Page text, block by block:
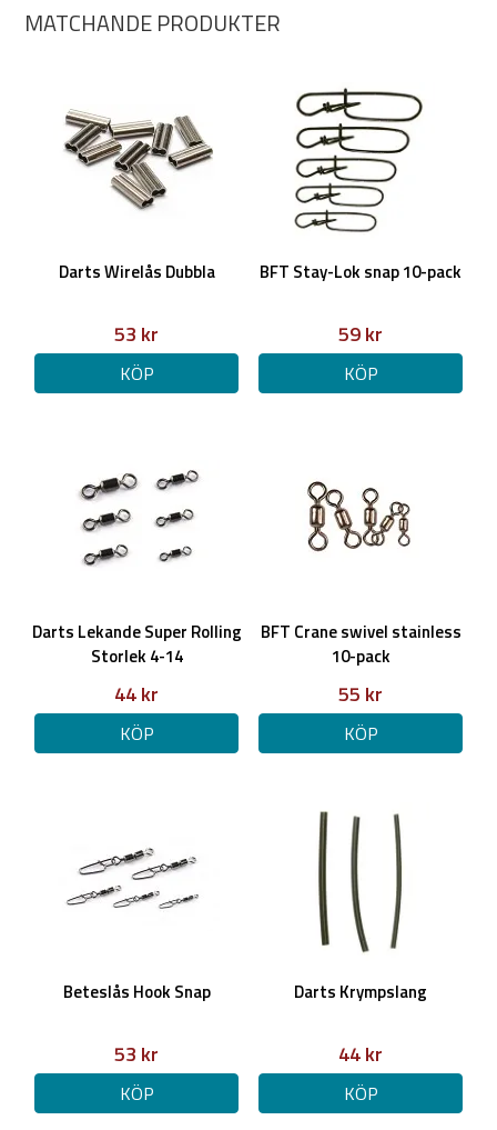
MATCHANDE PRODUKTER
Darts Wirelås Dubbla
53 kr
KÖP
BFT Stay-Lok snap 10-pack
59 kr
KÖP
Darts Lekande Super Rolling
Storlek 4-14
44 kr
KÖP
BFT Crane swivel stainless
10-pack
55 kr
KÖP
Beteslås Hook Snap
53 kr
KÖP
Darts Krympslang
44 kr
KÖP